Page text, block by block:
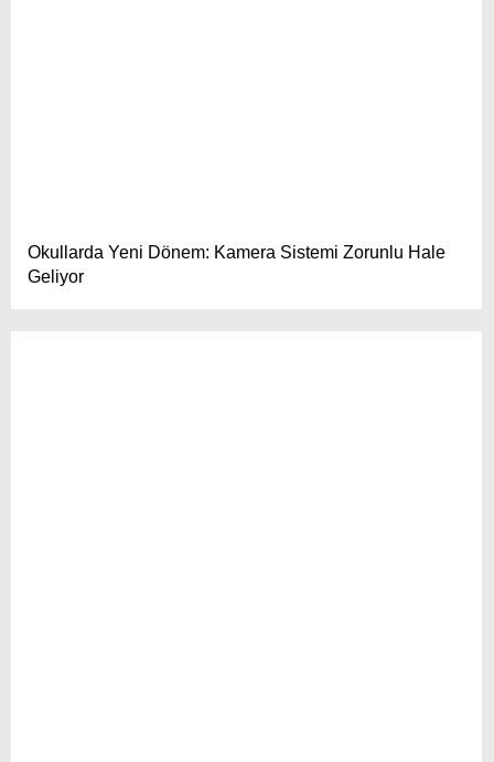
Okullarda Yeni Dönem: Kamera Sistemi Zorunlu Hale
Geliyor